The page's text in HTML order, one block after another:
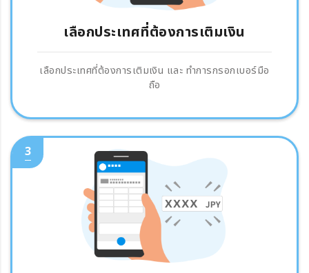
เลือกประเทศที่ต้องการเติมเงิน
เลือกประเทศที่ต้องการเติมเงิน และ ทำการกรอกเบอร์มือ
ถือ
3